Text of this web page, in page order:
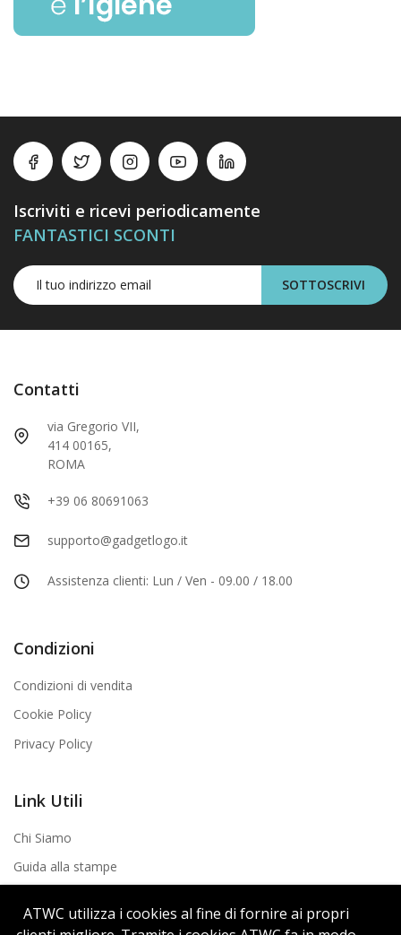
Iscriviti e ricevi periodicamente
FANTASTICI SCONTI
SOTTOSCRIVI
Contatti
via Gregorio VII,
414 00165,
ROMA
+39 06 80691063
supporto@gadgetlogo.it
Assistenza clienti: Lun / Ven - 09.00 / 18.00
Condizioni
Condizioni di vendita
Cookie Policy
Privacy Policy
Link Utili
Chi Siamo
Guida alla stampe
ATWC utilizza i cookies al fine di fornire ai propri